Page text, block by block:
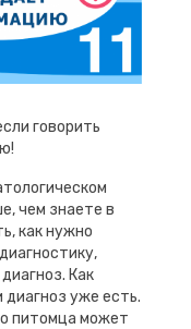
говорить
чем знаете в
как нужно
Как
уже есть.
питомца может